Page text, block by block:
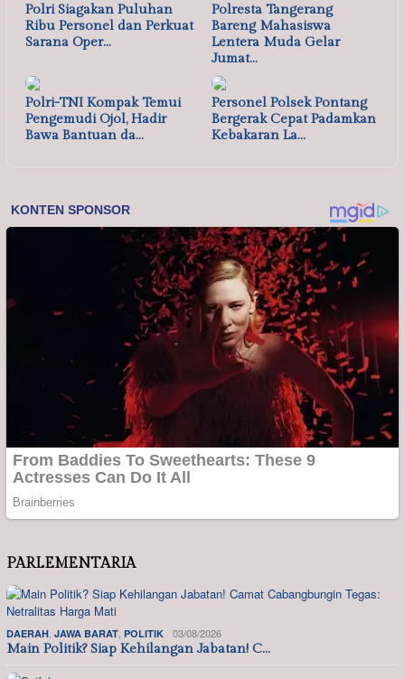
Polri Siagakan Puluhan
Ribu Personel dan Perkuat
Sarana Oper…
Polresta Tangerang
Bareng Mahasiswa
Lentera Muda Gelar
Jumat…
Polri-TNI Kompak Temui
Pengemudi Ojol, Hadir
Bawa Bantuan da…
Personel Polsek Pontang
Bergerak Cepat Padamkan
Kebakaran La…
PARLEMENTARIA
DAERAH JAWA BARAT POLITIK 03/08/2026
Main Politik? Siap Kehilangan Jabatan! C…